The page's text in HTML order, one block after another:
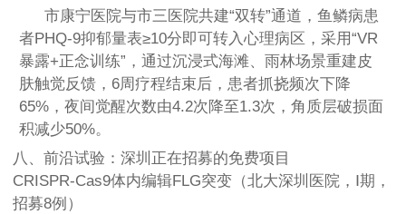
市康宁医院与市三医院共建“双转”通道，鱼鳞病患
者PHQ-9抑郁量表≥10分即可转入心理病区，采用“VR
暴露+正念训练”，通过沉浸式海滩、雨林场景重建皮
肤触觉反馈，6周疗程结束后，患者抓挠频次下降
65%，夜间觉醒次数由4.2次降至1.3次，角质层破损面
积减少50%。
八、前沿试验：深圳正在招募的免费项目
CRISPR-Cas9体内编辑FLG突变（北大深圳医院，Ⅰ期，
招募8例）